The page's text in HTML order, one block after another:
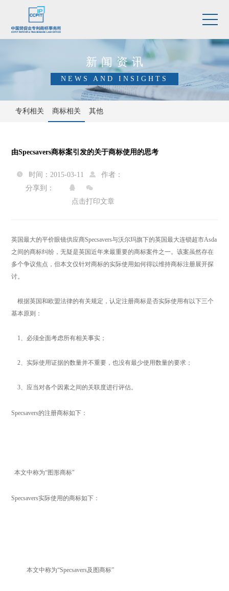
新闻资讯
NEWS AND INSIGHTS
专利相关 商标相关 其他
由Specsavers商标案引发的关于商标使用的思考
 时间：2015-03-11 
作者：
分享到：
 
点击打印文章
英国最大的平价眼镜供应商Specsavers与沃尔玛旗下的英国最大连锁超市Asda
之间的商标纠纷，无疑是英国近年来最重要的商标案件之一。该案虽然存在
多个争议焦点，但本文仅针对商标的实际使用如何得以维持商标注册展开探
讨。
根据英国和欧盟法律的有关规定，认定注册商标是否实际使用有以下三个
基本原则：
1、必须全面考虑所有相关事实；
2、实际使用证据的数量并不重要，也没有最少使用数量的要求；
3、应当对各个因素之间的关联度进行评估。
Specsavers的注册商标如下：
本文中称为“图形商标"
Specsavers实际使用的商标如下：
本文中称为“Specsavers及图商标”